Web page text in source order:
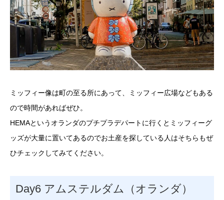
ミッフィー像は町の至る所にあって、ミッフィー広場などもある
ので時間があればぜひ。
HEMAというオランダのプチプラデパートに行くとミッフィーグ
ッズが大量に置いてあるのでお土産を探している人はそちらもぜ
ひチェックしてみてください。
Day6 アムステルダム（オランダ）